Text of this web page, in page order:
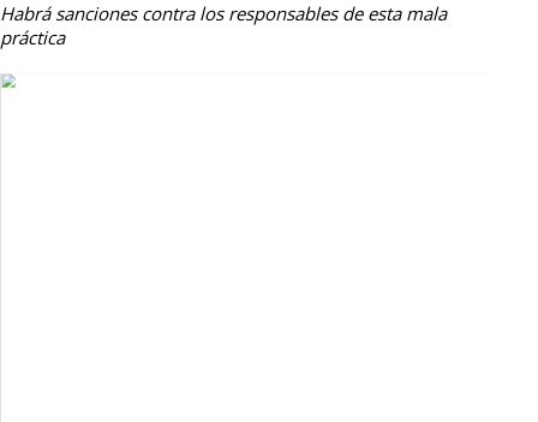
Habrá sanciones contra los responsables de esta mala
práctica